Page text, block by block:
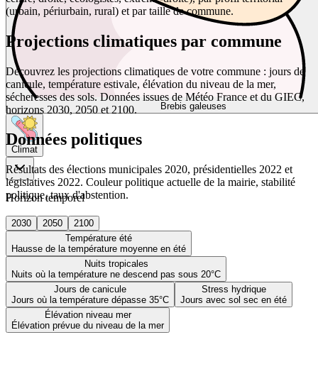
Brebis galeuses
Climat
Horizon temporel
2030 2050
2100
Température été
Hausse de la température moyenne en été
Nuits tropicales
Nuits où la température ne descend pas sous 20°C
Jours de canicule
Jours où la température dépasse 35°C
Stress hydrique
Jours avec sol sec en été
Élévation niveau mer
Élévation prévue du niveau de la mer
(urbain, périurbain, rural) et par taille de commune.
Projections climatiques par commune
Découvrez les projections climatiques de votre commune : jours de
canicule, température estivale, élévation du niveau de la mer,
sécheresses des sols. Données issues de Météo France et du GIEC,
horizons 2030, 2050 et 2100.
Données politiques
Résultats des élections municipales 2020, présidentielles 2022 et
législatives 2022. Couleur politique actuelle de la mairie, stabilité
politique, taux d'abstention.